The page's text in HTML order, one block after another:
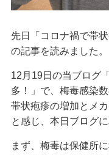
先日「コロナ禍で帯
の記事を読みました。
12月19日の当ブログ
多！」で、梅毒感染
帯状疱疹の増加とメ
と感じ、本日ブログ
まず、梅毒は保健所